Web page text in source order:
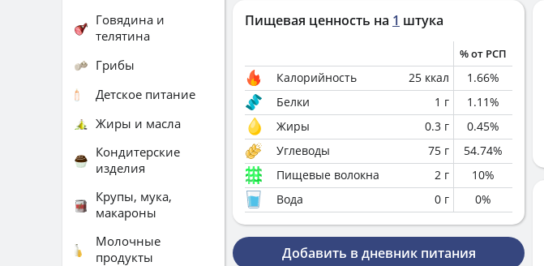
Пищевая ценность на 1 штука
% от РСП
Калорийность 25 ккал 1.66%
Белки
1 г 1.11%
Жиры
0.3 г 0.45%
Углеводы
75 г 54.74%
Пищевые волокна
2 г 10%
Вода
0 г 0%
Добавить в дневник питания
Говядина и
телятина
Грибы
Детское питание
Жиры и масла
Кондитерские
изделия
Крупы, мука,
макароны
Молочные
продукты